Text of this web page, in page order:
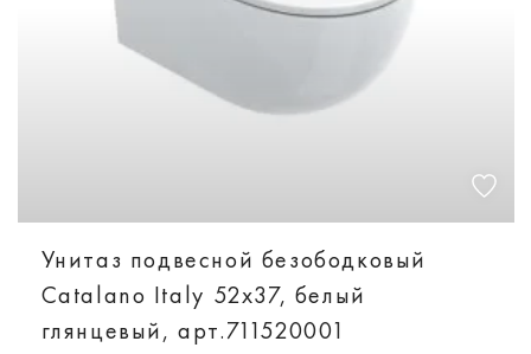
Унитаз подвесной безободковый
Catalano Italy 52х37, белый
глянцевый, арт.711520001